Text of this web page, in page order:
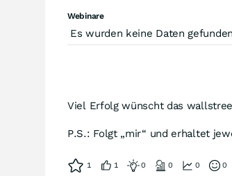
Webinare
Es wurden keine Daten gefunden
Viel Erfolg wünscht das
P.S.: Folgt „mir“ und erhaltet
1 1 0 0 0 0